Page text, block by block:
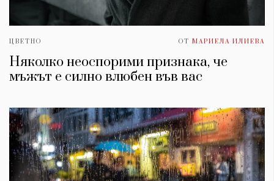
ЦВЕТНО ОТ МАРИЕЛА ИЛИЕВА
Няколко неоспорими признака, че
мъжът е силно влюбен във вас